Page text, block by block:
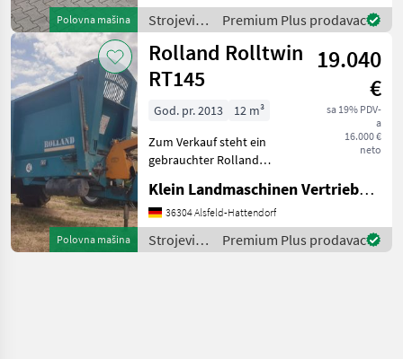
Polovna mašina
Komponenten der
führenden TOP Hersteller!)
Sei
Strojevi
za
đubrenje,
gnojenje i
navodnjavanje
/ Fuchs
Premium Plus prodavac
Polovna mašina
Rolland Rolltwin
RT145
19.040
€
sa 19% PDV-
a
16.000 €
neto
God. pr. 2013
12 m³
Zum Verkauf steht ein
gebrauchter Rolland
Tiefladerbauweise, Modell
Rolltwin RT145 mit
Vertikalstreuwerk.
Funktionsfähig und sofort
Klein Landmaschinen Vertriebs GmbH
36304 Alsfeld-Hattendorf
Strojevi
za
Premium Plus prodavac